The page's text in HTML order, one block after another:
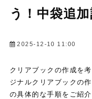
う！中袋追加
2025-12-10 11:00
クリアブックの作成を
ジナルクリアブックの
の具体的な手順をご紹介